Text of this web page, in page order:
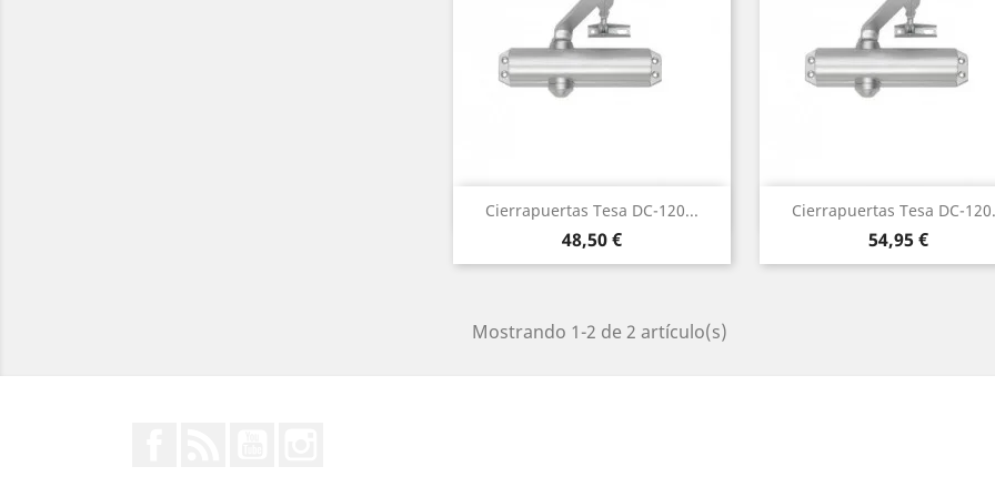
Cierrapuertas Tesa DC-120...
Precio
48,50 €
Vista rápida Cierrapuertas Tesa DC-
Precio
54,95 €
Vista rápida
Mostrando 1-2 de 2 artículo(s)